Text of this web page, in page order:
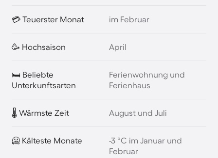
💳 Teuerster Monat im Februar
🥳 Hochsaison April
🛏️ Beliebte
Unterkunftsarten
Ferienwohnung und
Ferienhaus
🌡️ Wärmste Zeit August und Juli
🥶 Kälteste Monate
-3 °C im Januar und
Februar